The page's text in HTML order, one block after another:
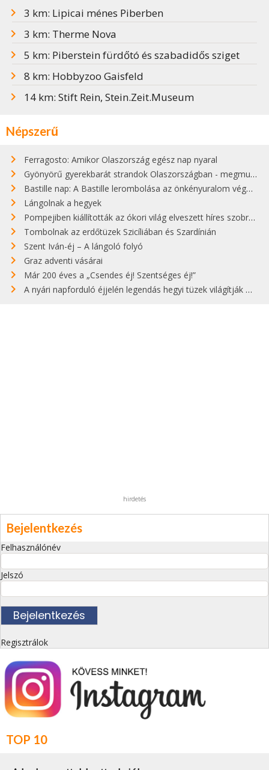
3 km: Lipicai ménes Piberben
3 km: Therme Nova
5 km: Piberstein fürdőtó és szabadidős sziget
8 km: Hobbyzoo Gaisfeld
14 km: Stift Rein, Stein.Zeit.Museum
Népszerű
Ferragosto: Amikor Olaszország egész nap nyaral
Gyönyörű gyerekbarát strandok Olaszországban - megmutatjuk a 15 legjobbat
Bastille nap: A Bastille lerombolása az önkényuralom végét jelentette
Lángolnak a hegyek
Pompejiben kiállították az ókori világ elveszett híres szobrának másolatát
Tombolnak az erdőtüzek Szicíliában és Szardínián
Szent Iván-éj – A lángoló folyó
Graz adventi vásárai
Már 200 éves a „Csendes éj! Szentséges éj!”
A nyári napforduló éjjelén legendás hegyi tüzek világítják meg Zugspitzét
hirdetés
Bejelentkezés
Felhasználónév
Jelszó
Regisztrálok
TOP 10